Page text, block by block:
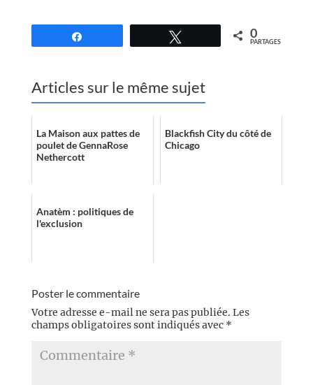
0
PARTAGES
Articles sur le même sujet
La Maison aux pattes de
poulet de GennaRose
Nethercott
Blackfish City du côté de
Chicago
Anatèm : politiques de
l'exclusion
Poster le commentaire
Votre adresse e-mail ne sera pas publiée. Les
champs obligatoires sont indiqués avec *